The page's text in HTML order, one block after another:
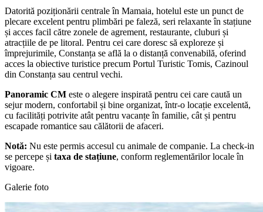
Datorită poziționării centrale în Mamaia, hotelul este un punct de
plecare excelent pentru plimbări pe faleză, seri relaxante în stațiune
și acces facil către zonele de agrement, restaurante, cluburi și
atracțiile de pe litoral. Pentru cei care doresc să exploreze și
împrejurimile, Constanța se află la o distanță convenabilă, oferind
acces la obiective turistice precum Portul Turistic Tomis, Cazinoul
din Constanța sau centrul vechi.
Panoramic CM este o alegere inspirată pentru cei care caută un
sejur modern, confortabil și bine organizat, într-o locație excelentă,
cu facilități potrivite atât pentru vacanțe în familie, cât și pentru
escapade romantice sau călătorii de afaceri.
Notă: Nu este permis accesul cu animale de companie. La check-in
se percepe și taxa de stațiune, conform reglementărilor locale în
vigoare.
Galerie foto